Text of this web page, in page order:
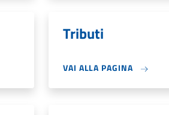
Tributi
VAI ALLA PAGINA